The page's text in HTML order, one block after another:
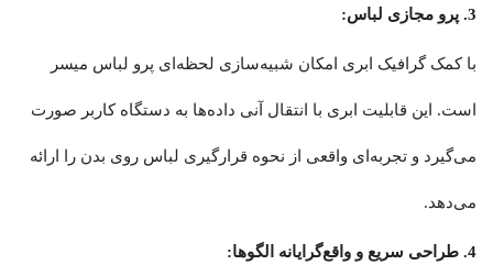
3. پرو مجازی لباس:
با کمک گرافیک ابری امکان شبیه‌سازی لحظه‌ای پرو لباس میسر
است. این قابلیت ابری با انتقال آنی داده‌ها به دستگاه کاربر صورت
می‌گیرد و تجربه‌ای واقعی از نحوه قرارگیری لباس روی بدن را ارائه
می‌دهد.
4. طراحی سریع و واقع‌گرایانه الگوها: